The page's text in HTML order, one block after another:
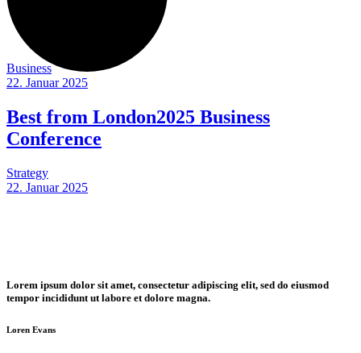
Right Sidebar
Business
22. Januar 2025
Best from London2025 Business
Conference
Strategy
22. Januar 2025
Lorem ipsum dolor sit amet, consectetur adipiscing elit, sed do eiusmod
tempor incididunt ut labore et dolore magna.
Loren Evans